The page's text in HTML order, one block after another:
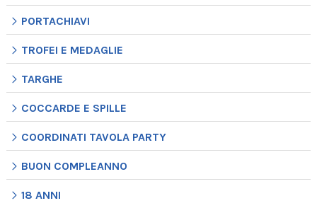
PORTACHIAVI
TROFEI E MEDAGLIE
TARGHE
COCCARDE E SPILLE
COORDINATI TAVOLA PARTY
BUON COMPLEANNO
18 ANNI